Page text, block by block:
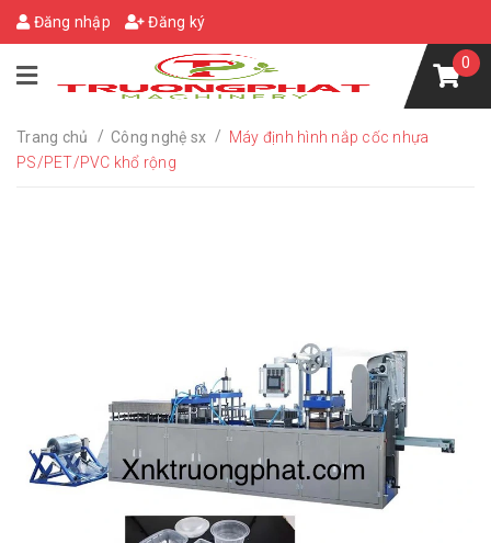
Đăng nhập Đăng ký
0
Trang chủ / Công nghệ sx / Máy định hình nắp cốc nhựa
PS/PET/PVC khổ rộng